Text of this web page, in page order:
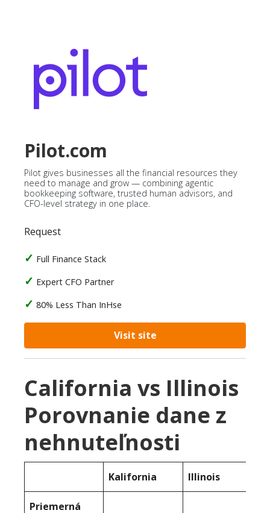
Pilot.com
Pilot gives businesses all the financial resources they
need to manage and grow — combining agentic
bookkeeping software, trusted human advisors, and
CFO-level strategy in one place.
Request
Full Finance Stack
Expert CFO Partner
80% Less Than InHse
Visit site
California vs Illinois
Porovnanie dane z
nehnuteľnosti
Kalifornia Illinois
Priemerná